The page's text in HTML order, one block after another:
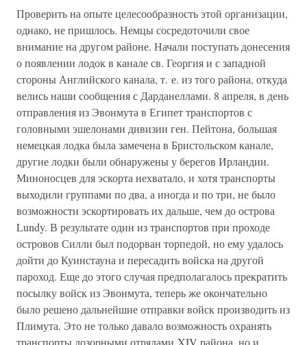
Проверить на опыте целесообразность этой организации,
однако, не пришлось. Немцы сосредоточили свое
внимание на другом районе. Начали поступать донесения
о появлении лодок в канале св. Георгия и с западной
стороны Английского канала, т. е. из того района, откуда
велись наши сообщения с Дарданеллами. 8 апреля, в день
отправления из Эвонмута в Египет транспортов с
головными эшелонами дивизии ген. Пейтона, большая
немецкая лодка была замечена в Бристольском канале,
другие лодки были обнаружены у берегов Ирландии.
Миноносцев для эскорта нехватало, и хотя транспорты
выходили группами по два, а иногда и по три, не было
возможности эскортировать их дальше, чем до острова
Lundy. В результате один из транспортов при проходе
островов Силли был подорван торпедой, но ему удалось
дойти до Куинстауна и пересадить войска на другой
пароход. Еще до этого случая предполагалось прекратить
посылку войск из Эвонмута, теперь же окончательно
было решено дальнейшие отправки войск производить из
Плимута. Это не только давало возможность охранять
транспорты дозорными отрядами XIV района, но и